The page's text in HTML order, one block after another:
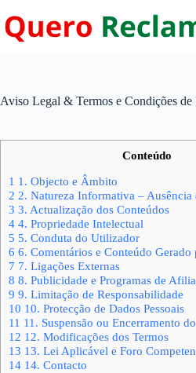
para
o
Aviso Legal & Termos e Condições
Conteúdo
1 1. Objecto e Âmbito
2 2. Natureza Informativa –
3 3. Actualização dos Conteúdos
4 4. Propriedade Intelectual
5 5. Conduta do Utilizador
6 6. Comentários e Conteúdo
7 7. Ligações Externas
8 8. Publicidade e Programas de
9 9. Limitação de Responsabilidade
10 10. Protecção de Dados Pessoais
11 11. Suspensão ou Encerramento
12 12. Modificações dos Termos
13 13. Lei Aplicável e Foro
14 14. Contacto